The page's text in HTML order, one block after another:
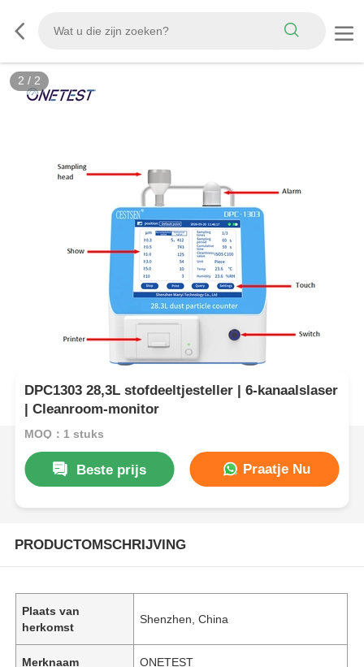
2 / 2
DPC1303 28,3L stofdeeltjesteller | 6-kanaalslaser
| Cleanroom-monitor
MOQ：1 stuks
Beste prijs Praatje Nu
PRODUCTOMSCHRIJVING
Plaats van
herkomst
Shenzhen, China
Merknaam ONETEST